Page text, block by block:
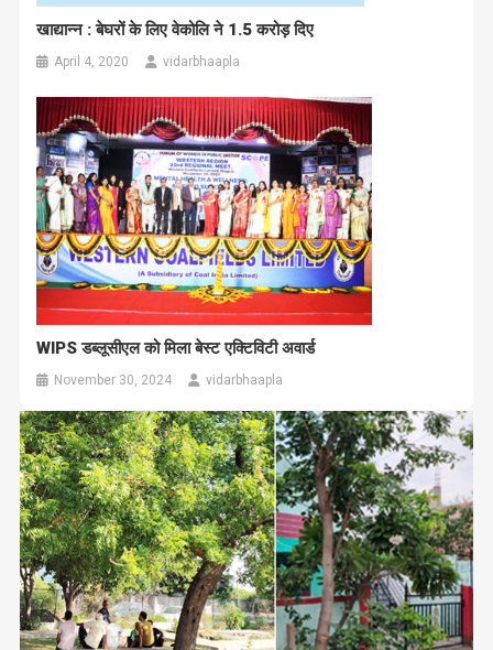
खाद्यान्न : बेघरों के लिए वेकोलि ने 1.5 करोड़ दिए
April 4, 2020 vidarbhaapla
WIPS डब्लूसीएल को मिला बेस्ट एक्टिविटी अवार्ड
November 30, 2024 vidarbhaapla